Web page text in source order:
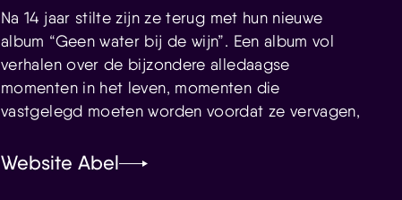
Na 14 jaar stilte zijn ze terug met hun nieuwe
album “Geen water bij de wijn”. Een album vol
verhalen over de bijzondere alledaagse
momenten in het leven, momenten die
vastgelegd moeten worden voordat ze vervagen,
Website Abel